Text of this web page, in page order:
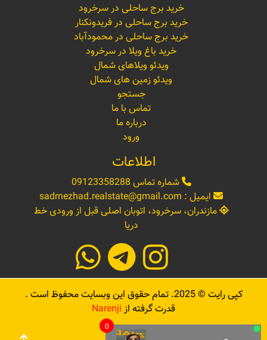
خرید برج ساحلی در سرخرود
خرید برج ساحلی در فریدونکنار
خرید برج ساحلی در محمودآباد
خرید باغ ویلا در سرخرود
ویدئو ویلاهای شمال
ویدئو زمین های شمال
جستجو
تماس با ما
درباره ما
ورود
اطلاعات
شماره تماس 09123358288
ایمیل : sadrnezhad.realstate@gmail.com
مازندران، سرخرود، اتوبان اصلی قبل از ورودی خط
دریا
کپی رایت ©2025. تمام حقوق این وبسایت محفوظ است .
قدرت گرفته از Narenji
0